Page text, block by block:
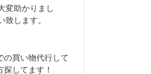
変助かりまし
します。
の買い物代行して
探してます！